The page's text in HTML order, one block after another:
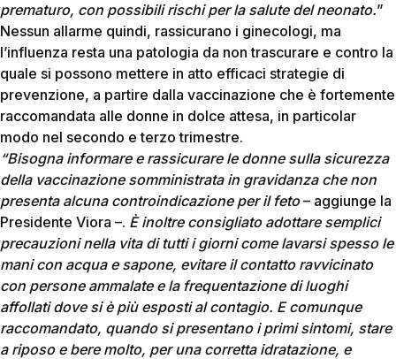
prematuro, con possibili rischi per la salute del neonato.”
Nessun allarme quindi, rassicurano i ginecologi, ma
l’influenza resta una patologia da non trascurare e contro la
quale si possono mettere in atto efficaci strategie di
prevenzione, a partire dalla vaccinazione che è fortemente
raccomandata alle donne in dolce attesa, in particolar
modo nel secondo e terzo trimestre.
“Bisogna informare e rassicurare le donne sulla sicurezza
della vaccinazione somministrata in gravidanza che non
presenta alcuna controindicazione per il feto– aggiunge la
Presidente Viora –. È inoltre consigliato adottare semplici
precauzioni nella vita di tutti i giorni come lavarsi spesso le
mani con acqua e sapone, evitare il contatto ravvicinato
con persone ammalate e la frequentazione di luoghi
affollati dove si è più esposti al contagio. E comunque
raccomandato, quando si presentano i primi sintomi, stare
a riposo e bere molto, per una corretta idratazione, e